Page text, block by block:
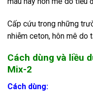
Cấp cứu trong những
nhiễm ceton, hôn mê do
Cách dùng và liều
Mix-2
Cách dùng: